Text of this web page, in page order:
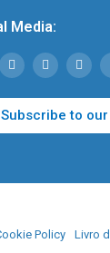
Media:
Subscribe to
Policy Livro